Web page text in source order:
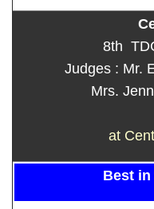
8th
Judges : Mr.
Mrs.
at
Best